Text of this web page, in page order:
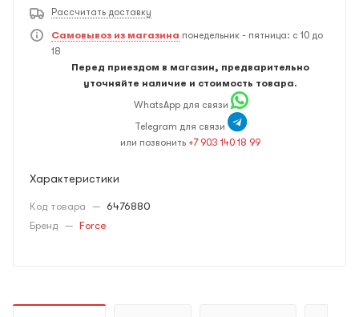
Рассчитать доставку
Самовывоз из магазина понедельник - пятница: с 10 до
18
Перед приездом в магазин, предварительно
уточняйте наличие и стоимость товара.
WhatsApp для связи
Telegram для связи
или позвонить +7 903 140 18 99
Характеристики
Код товара — 6476880
Бренд — Force